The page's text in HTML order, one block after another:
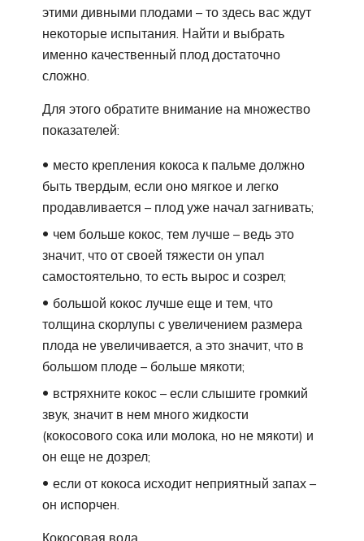
этими дивными плодами – то здесь вас ждут
некоторые испытания. Найти и выбрать
именно качественный плод достаточно
сложно.
Для этого обратите внимание на множество
показателей:
место крепления кокоса к пальме должно
быть твердым, если оно мягкое и легко
продавливается – плод уже начал загнивать;
чем больше кокос, тем лучше – ведь это
значит, что от своей тяжести он упал
самостоятельно, то есть вырос и созрел;
большой кокос лучше еще и тем, что
толщина скорлупы с увеличением размера
плода не увеличивается, а это значит, что в
большом плоде – больше мякоти;
встряхните кокос – если слышите громкий
звук, значит в нем много жидкости
(кокосового сока или молока, но не мякоти) и
он еще не дозрел;
если от кокоса исходит неприятный запах –
он испорчен.
Кокосовая вода